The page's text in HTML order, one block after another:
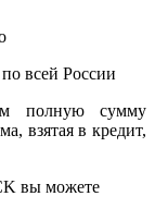
всей России
полную сумму
взятая в кредит,
вы можете